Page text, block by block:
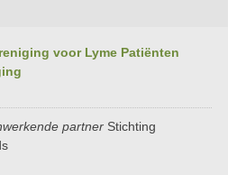
voor Lyme Patiënten
partner Stichting